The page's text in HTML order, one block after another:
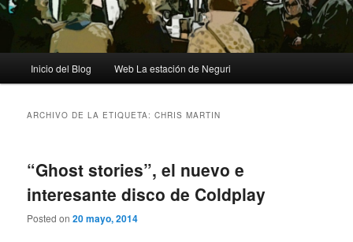
principal
Inicio del Blog Web La estación de Neguri
ARCHIVO DE LA ETIQUETA:CHRIS MARTIN
“Ghost stories”, el nuevo e
interesante disco de Coldplay
Posted on20 mayo, 2014